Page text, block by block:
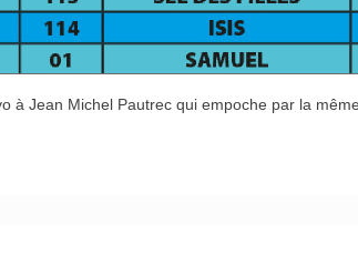
à Jean Michel Pautrec qui empoche par la